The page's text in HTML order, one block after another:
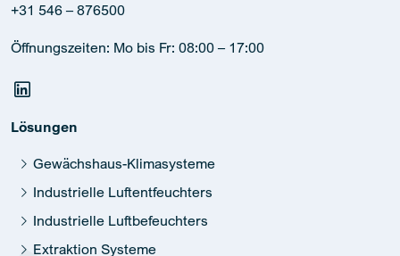
+31 546 – 876500
Öffnungszeiten: Mo bis Fr: 08:00 – 17:00
Lösungen
Gewächshaus-Klimasysteme
Industrielle Luftentfeuchters
Industrielle Luftbefeuchters
Extraktion Systeme